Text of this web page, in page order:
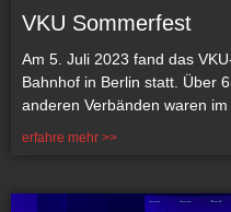
VKU Sommerfest
Am 5. Juli 2023 fand das
Bahnhof in Berlin statt. Über
anderen Verbänden waren
erfahre mehr >>